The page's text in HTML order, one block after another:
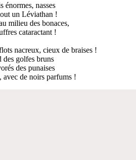
énormes, nasses
un Léviathan !
milieu des bonaces,
cataractant !
nacreux, cieux de braises !
des golfes bruns
des punaises
avec de noirs parfums !